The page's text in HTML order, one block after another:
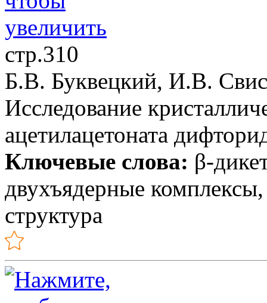
стр.310
Б.В. Буквецкий, И.В.
Исследование
ацетилацетоната
Ключевые слова: β-
двухъядерные
структура